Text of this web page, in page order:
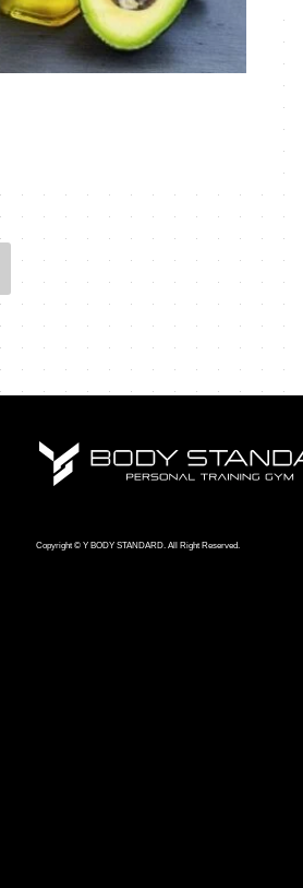
Copyright © Y BODY STANDARD. All Right Reserved.